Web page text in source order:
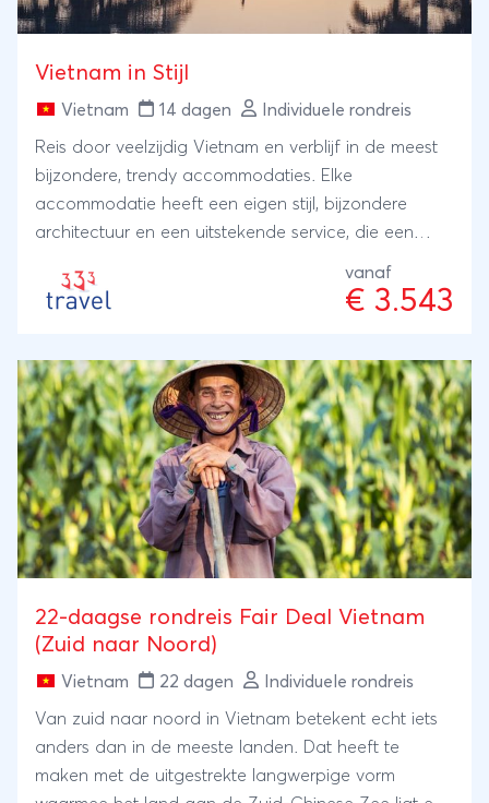
Vietnam in Stijl
Vietnam 14 dagen Individuele rondreis
Reis door veelzijdig Vietnam en verblijf in de meest
bijzondere, trendy accommodaties. Elke
accommodatie heeft een eigen stijl, bijzondere
architectuur en een uitstekende service, die een
vanaf
€ 3.543
22-daagse rondreis Fair Deal Vietnam
(Zuid naar Noord)
Vietnam 22 dagen Individuele rondreis
Van zuid naar noord in Vietnam betekent echt iets
anders dan in de meeste landen. Dat heeft te
maken met de uitgestrekte langwerpige vorm